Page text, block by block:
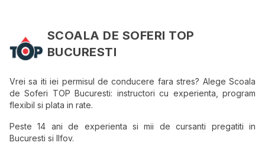
SCOALA DE SOFERI TOP
BUCURESTI
Vrei sa iti iei permisul de conducere fara stres? Alege Scoala
de Soferi TOP Bucuresti: instructori cu experienta, program
flexibil si plata in rate.
Peste 14 ani de experienta si mii de cursanti pregatiti in
Bucuresti si Ilfov.